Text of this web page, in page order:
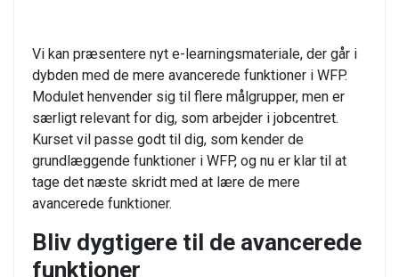
Vi kan præsentere nyt e-learningsmateriale, der går i
dybden med de mere avancerede funktioner i WFP.
Modulet henvender sig til flere målgrupper, men er
særligt relevant for dig, som arbejder i jobcentret.
Kurset vil passe godt til dig, som kender de
grundlæggende funktioner i WFP, og nu er klar til at
tage det næste skridt med at lære de mere
avancerede funktioner.
Bliv dygtigere til de avancerede
funktioner